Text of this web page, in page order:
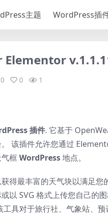
主题 WordPress插
0 0 1
插件. 它基于
该插件允许您通过
框WordPress地点。
得最丰富的天气块以满足
以 SVG 格式上传您自己的
具对于旅行社、气象站、